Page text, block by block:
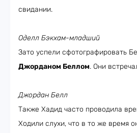
свидании.
Оделл Бэкхам-младший
Зато успели сфотографировать
Джорданом Беллом. Они
Джордан Белл
Также Хадид часто проводила
Ходили слухи, что в то же время